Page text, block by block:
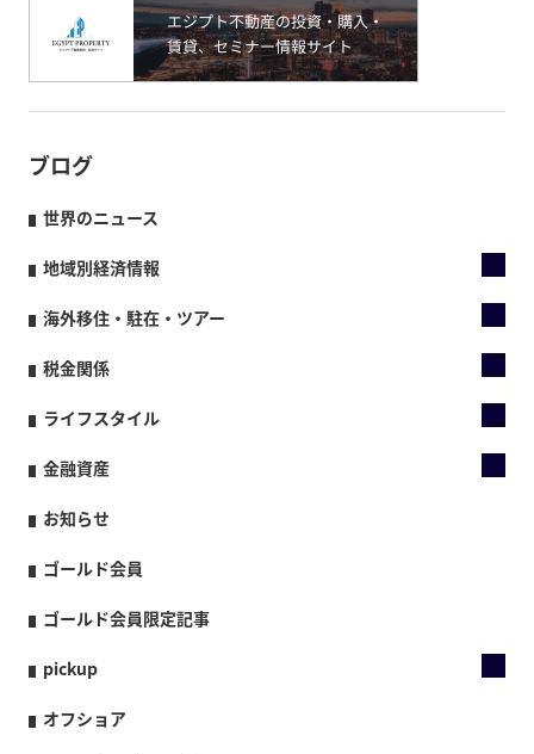
ブログ
世界のニュース
地域別経済情報
海外移住・駐在・ツアー
税金関係
ライフスタイル
金融資産
お知らせ
ゴールド会員
ゴールド会員限定記事
pickup
オフショア